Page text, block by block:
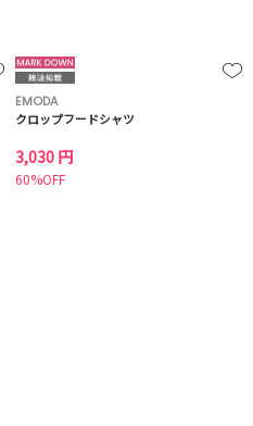
EMODA
クロップフードシャツ
3,030 円
60%OFF